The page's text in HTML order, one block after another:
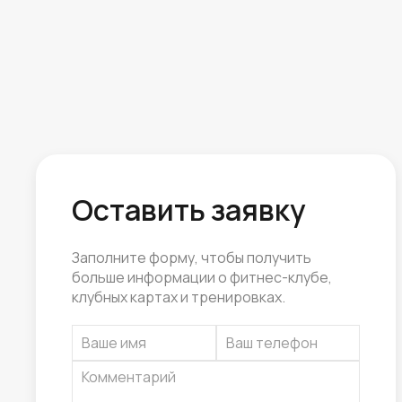
Оставить заявку
Заполните форму, чтобы получить
больше информации о фитнес-клубе,
клубных картах и тренировках.